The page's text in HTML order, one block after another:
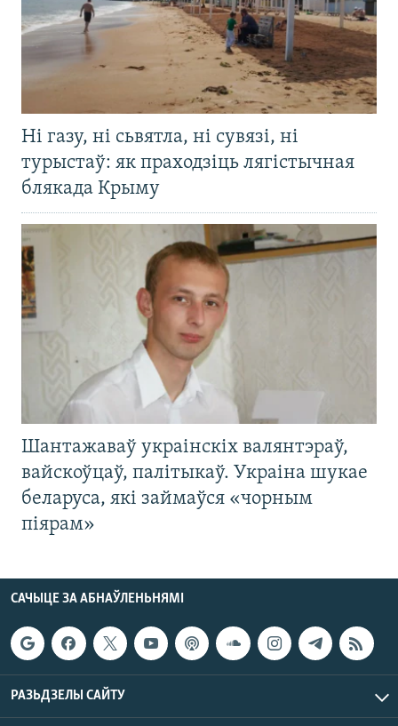
Ні газу, ні сьвятла, ні сувязі, ні
турыстаў: як праходзіць лягістычная
блякада Крыму
Шантажаваў украінскіх валянтэраў,
вайскоўцаў, палітыкаў. Украіна шукае
беларуса, які займаўся «чорным
піярам»
САЧЫЦЕ ЗА АБНАЎЛЕНЬНЯМІ
РАЗЬДЗЕЛЫ САЙТУ